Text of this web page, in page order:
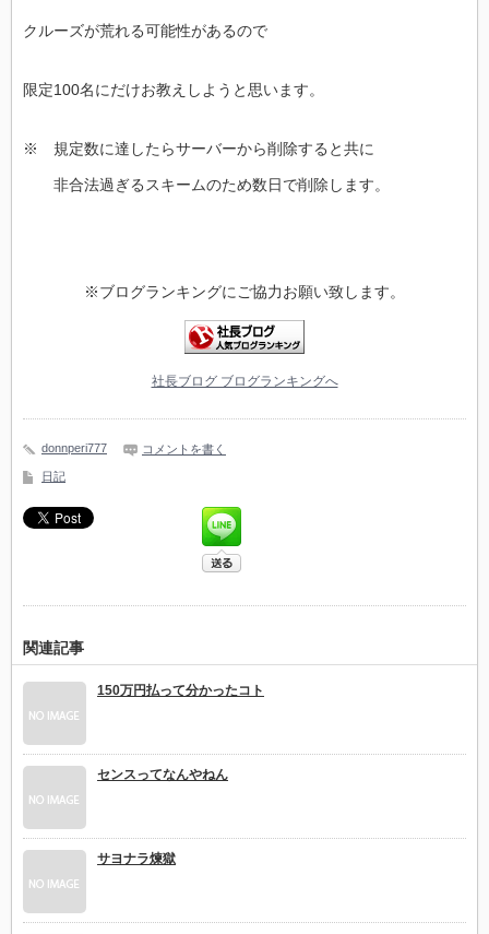
クルーズが荒れる可能性があるので
限定100名にだけお教えしようと思います。
※ 規定数に達したらサーバーから削除すると共に
非合法過ぎるスキームのため数日で削除します。
※ブログランキングにご協力お願い致します。
社長ブログ ブログランキングへ
donnperi777 コメントを書く
日記
関連記事
150万円払って分かったコト
センスってなんやねん
サヨナラ煉獄